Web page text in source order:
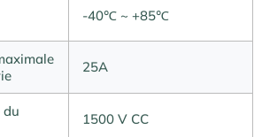
-40℃ ~ +85℃
25A
du
1500 V CC